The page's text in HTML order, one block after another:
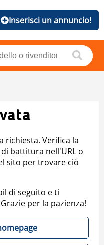
Inserisci un annuncio!
richiesta. Verifica la
battitura nell'URL o
sito per trovare ciò
di seguito e ti
per la pazienza!